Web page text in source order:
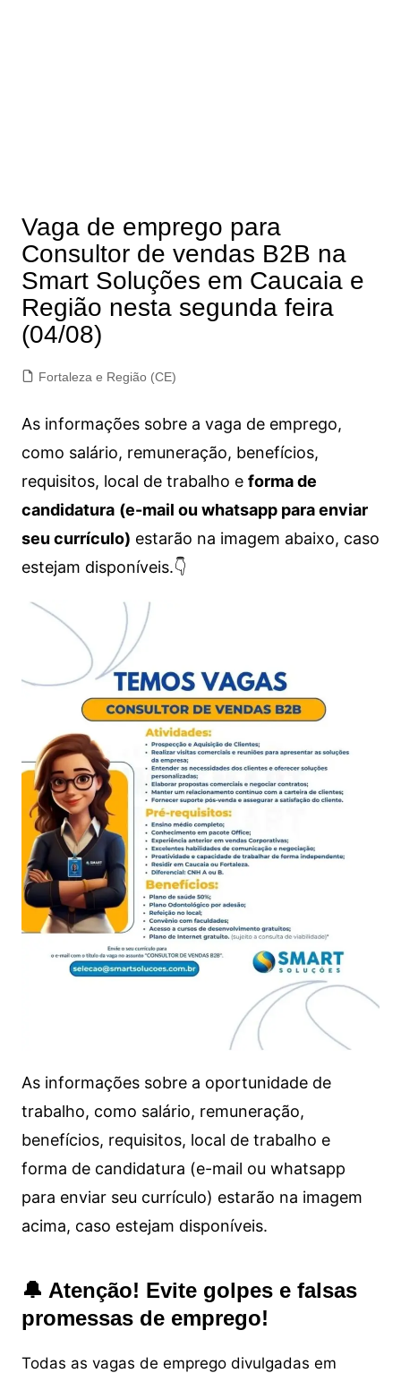
Vaga de emprego para
Consultor de vendas B2B na
Smart Soluções em Caucaia e
Região nesta segunda feira
(04/08)
Fortaleza e Região (CE)
As informações sobre a vaga de emprego,
como salário, remuneração, benefícios,
requisitos, local de trabalho e forma de
candidatura (e-mail ou whatsapp para enviar
seu currículo) estarão na imagem abaixo, caso
estejam disponíveis.👇
As informações sobre a oportunidade de
trabalho, como salário, remuneração,
benefícios, requisitos, local de trabalho e
forma de candidatura (e-mail ou whatsapp
para enviar seu currículo) estarão na imagem
acima, caso estejam disponíveis.
🔔 Atenção! Evite golpes e falsas
promessas de emprego!
Todas as vagas de emprego divulgadas em